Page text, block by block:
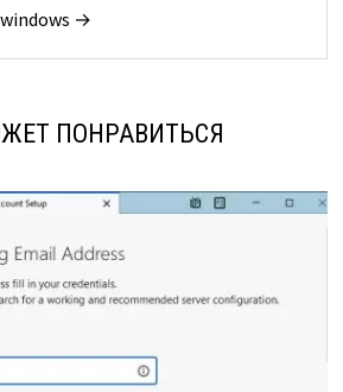
windows →
ПОНРАВИТЬСЯ